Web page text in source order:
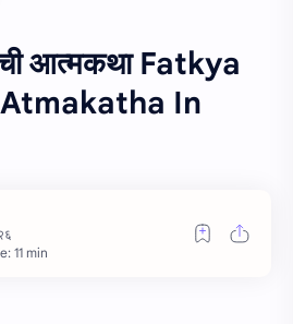
आत्मकथा Fatkya
In
11 min